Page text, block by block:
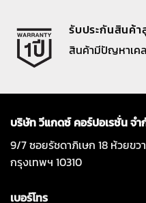
รับประกันสินค้า
สินค้ามีปัญหาเค
บริษัท วีแกดซ์ คอร์ปอเรชั่น จำ
9/7 ซอยรัชดาภิเษก 18 ห้วยขว
กรุงเทพฯ 10310
เบอร์โทร